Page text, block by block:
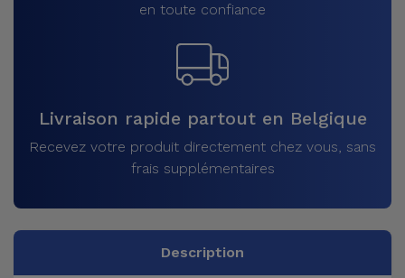
en toute confiance
Livraison rapide partout en Belgique
Recevez votre produit directement chez vous, sans
frais supplémentaires
Description